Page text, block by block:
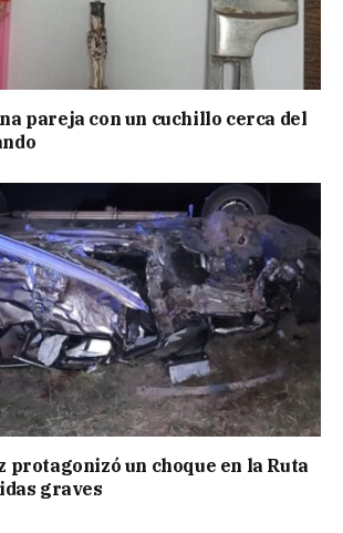
pareja con un cuchillo cerca del
un choque en la Ruta
graves